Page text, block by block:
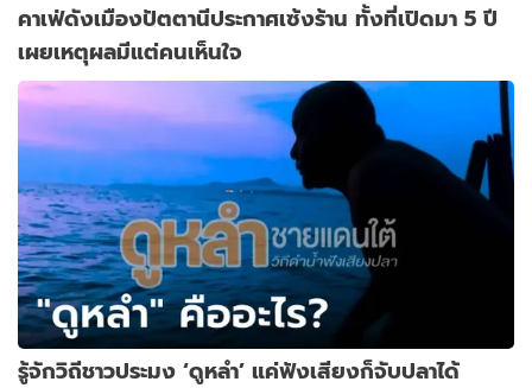
คาเฟ่ดังเมืองปัตตานีประกาศเซ้งร้าน ทั้งที่เปิดมา 5 ปี
เผยเหตุผลมีแต่คนเห็นใจ
รู้จักวิถีชาวประมง ‘ดูหลำ’ แค่ฟังเสียงก็จับปลาได้